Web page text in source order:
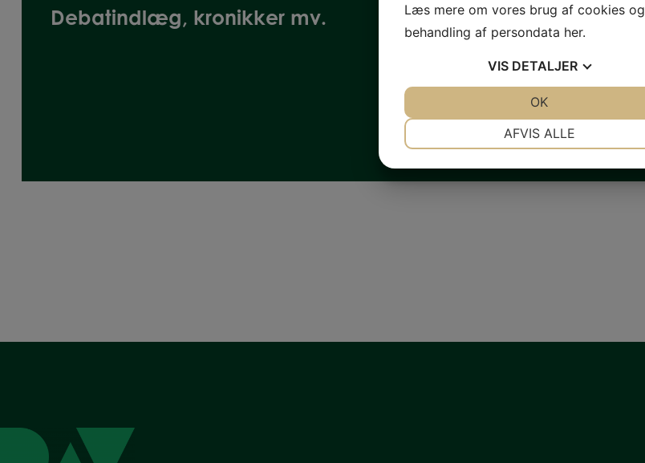
Debatindlæg, kronikker mv. Bøger
Læs mere om vores brug af cookies og
behandling af persondata her.
VIS DETALJER
MARKETING STATISTIK
AFVIS ALLE
OK